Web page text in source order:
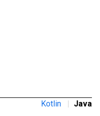
Kotlin | Java